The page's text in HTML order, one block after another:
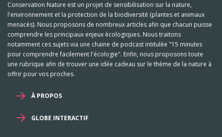
Conservation Nature est un projet de sensibilisation sur la nature,
l'environnement et la protection de la biodiversité (plantes et animaux
menacés). Nous proposons de nombreux articles afin que chacun puisse
comprendre les principaux enjeux écologiques. Nous traitons
notamment ces sujets via une chaine de podcast intitulée "15 minutes
pour comprendre facilement l'écologie". Enfin, nous proposons toute
une rubrique afin de trouver une idée cadeau sur le thème de la nature à
offrir pour vos proches.
À PROPOS
GLOBE INTERACTIF